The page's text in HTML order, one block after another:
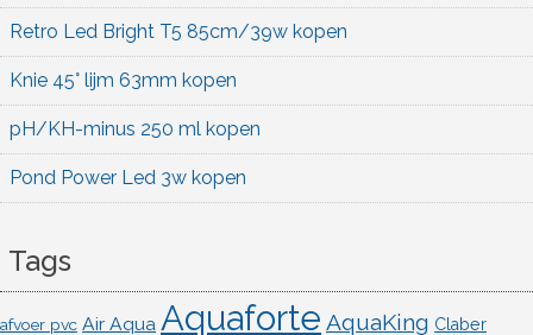
Retro Led Bright T5 85cm/39w kopen
Knie 45° lijm 63mm kopen
pH/KH-minus 250 ml kopen
Pond Power Led 3w kopen
Tags
afvoer pvc Air Aqua Aquaforte AquaKing Claber